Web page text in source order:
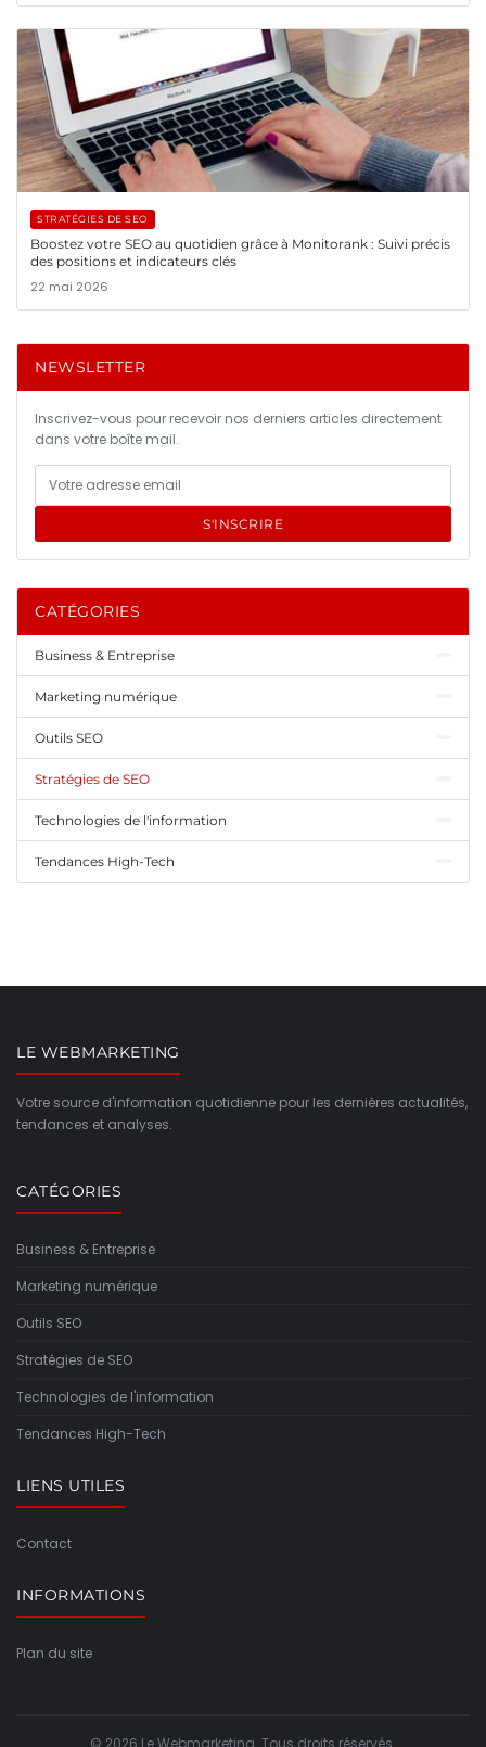
STRATÉGIES DE SEO
Boostez votre SEO au quotidien grâce à Monitorank : Suivi précis
des positions et indicateurs clés
22 mai 2026
NEWSLETTER
Inscrivez-vous pour recevoir nos derniers articles directement
dans votre boîte mail.
S'INSCRIRE
CATÉGORIES
Business & Entreprise
Marketing numérique
Outils SEO
Stratégies de SEO
Technologies de l'information
Tendances High-Tech
LE WEBMARKETING
Votre source d'information quotidienne pour les dernières actualités,
tendances et analyses.
CATÉGORIES
Business & Entreprise
Marketing numérique
Outils SEO
Stratégies de SEO
Technologies de l'information
Tendances High-Tech
LIENS UTILES
Contact
INFORMATIONS
Plan du site
© 2026 Le Webmarketing. Tous droits réservés.